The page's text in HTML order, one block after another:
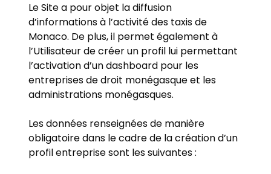
Le Site a pour objet la diffusion
d’informations à l’activité des taxis de
Monaco. De plus, il permet également à
l’Utilisateur de créer un profil lui permettant
l’activation d’un dashboard pour les
entreprises de droit monégasque et les
administrations monégasques.
Les données renseignées de manière
obligatoire dans le cadre de la création d’un
profil entreprise sont les suivantes :